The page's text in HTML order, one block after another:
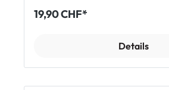
19,90 CHF*
Details